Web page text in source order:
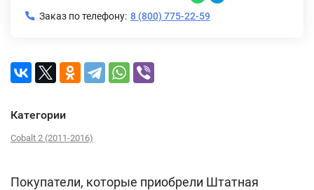
Заказ по телефону: 8 (800) 775-22-59
Категории
Cobalt 2 (2011-2016)
Покупатели, которые приобрели Штатная